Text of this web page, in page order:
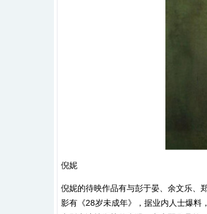
倪妮
倪妮的待映作品有与彭于晏、余文乐、
影有《28岁未成年》，据业内人士爆料